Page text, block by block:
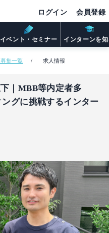
イベント・セミナー インターンを
ログイン 会員登録
集一覧 求人情報
｜MBB等内定者多
グに挑戦するインター